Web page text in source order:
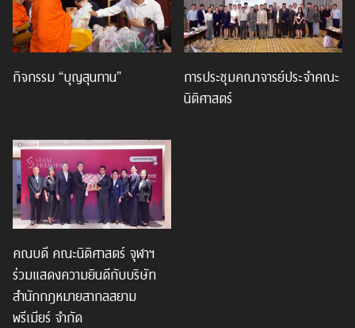
กิจกรรม “บุญสุนทาน”
การประชุมคณาจารย์ประจำคณะ
นิติศาสตร์
คณบดี คณะนิติศาสตร์ จุฬาฯ
ร่วมแสดงความยินดีกับบริษัท
สำนักกฎหมายสากลสยาม
พรีเมียร์ จำกัด